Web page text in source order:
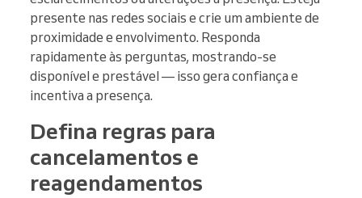
presente nas redes sociais e crie um ambiente de
proximidade e envolvimento. Responda
rapidamente às perguntas, mostrando-se
disponível e prestável — isso gera confiança e
incentiva a presença.
Defina regras para
cancelamentos e
reagendamentos